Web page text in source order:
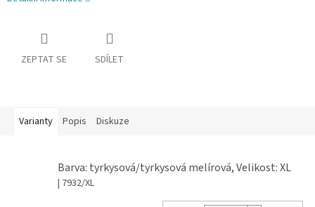
ZEPTAT SE SDÍLET
Varianty Popis Diskuze
Barva: tyrkysová/tyrkysová melírová, Velikost: XL
| 7932/XL